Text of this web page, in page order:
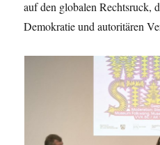
auf den globalen Rechtsruck,
Demokratie und autoritären